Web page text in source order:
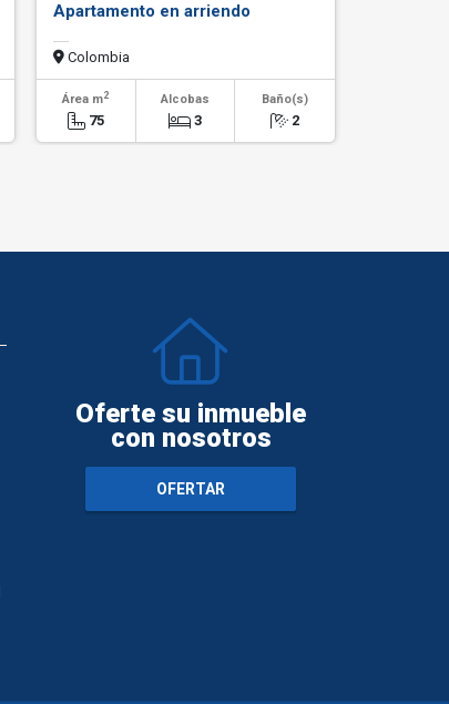
Apartamento en arriendo
Colombia
Área m2
75
Alcobas
3
Baño(s)
2
Oferte su inmueble
con nosotros
OFERTAR